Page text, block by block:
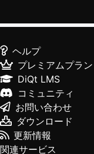
ヘルプ
プレミアムプラン
DiQt LMS
コミュニティ
お問い合わせ
ダウンロード
更新情報
関連サービス